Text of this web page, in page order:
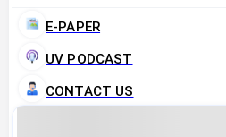
E-PAPER
UV PODCAST
CONTACT US